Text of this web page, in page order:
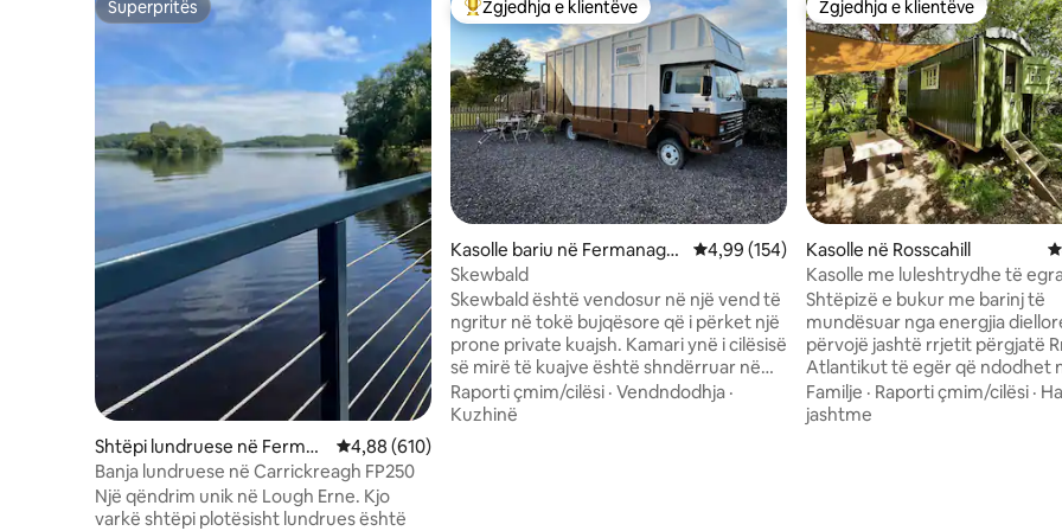
Superpritës
Superpritës
Shtëpi lundruese në Ferman
agh and Omagh
Vlerësimi mesatar 4,88 nga 5, 610 vlerësime
4,88 (610)
Banja lundruese në Carrickreagh FP250
Një qëndrim unik në Lough Erne. Kjo
varkë shtëpi plotësisht lundrues është
Më të mirat e zgjedhjeve të klientëve
Zgjedhja e klientëve
Kasolle bariu në Fermanagh
and Omagh
Vlerësimi mesatar 4,99 nga 5, 154 vlerësime
4,99 (154)
Skewbald
Skewbald është vendosur në një vend të
ngritur në tokë bujqësore që i përket një
prone private kuajsh. Kamari ynë i cilësisë
së mirë të kuajve është shndërruar në
një hapësirë komode luksoze dhe
paqësore. Ajo gëzon pamje të tokës
Raporti çmim/cilësi · Vendndodhja ·
Kuzhinë
Zgjedhja e klientëve
Zgjedhja e klientëve
Kasolle në Rosscahill
Kasolle me luleshtrydhe të
me vaskë me ujë të ngrohtë
Shtëpizë e bukur me barinj të
mundësuar nga energjia
përvojë jashtë rrjetit përgjatë
Atlantikut të egër që ndodhet
bujqësore Connemara, që
minuta nga qyteti Galway dhe
Familje · Raporti çmim/cilësi ·
jashtme